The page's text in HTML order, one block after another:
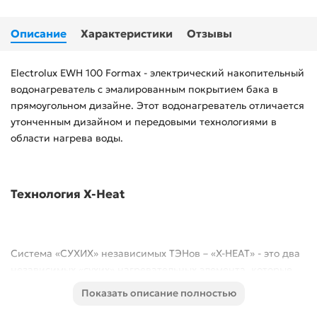
Описание Характеристики Отзывы
Electrolux EWH 100 Formax - электрический накопительный
водонагреватель с эмалированным покрытием бака в
прямоугольном дизайне. Этот водонагреватель отличается
утонченным дизайном и передовыми технологиями в
области нагрева воды.
Технология X-Heat
Cистема «СУХИХ» независимых ТЭНов – «X-HEAT» - это два
Показать описание полностью